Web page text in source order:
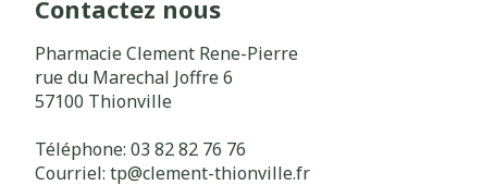
Contactez nous
Pharmacie Clement Rene-Pierre
rue du Marechal Joffre 6
57100 Thionville
Téléphone: 03 82 82 76 76
Courriel: tp@clement-thionville.fr